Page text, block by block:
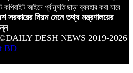
কপিরাইট আইনে পূর্বানুমতি ছাড়া ব্যবহার করা যাবে
সরকারের নিয়ম মেনে তথ্য মন্ত্রণালয়ের
DESH NEWS 2019-2026
BD